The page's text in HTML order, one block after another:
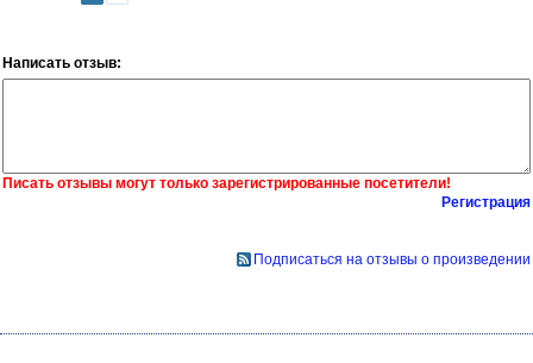
Написать отзыв:
Писать отзывы могут только зарегистрированные посетители!
Регистрация
Подписаться на отзывы о произведении